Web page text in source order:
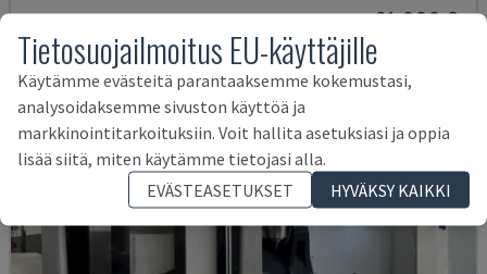
21 000 €
Tietosuojailmoitus EU-käyttäjille
Käytämme evästeitä parantaaksemme kokemustasi,
analysoidaksemme sivuston käyttöä ja
markkinointitarkoituksiin. Voit hallita asetuksiasi ja oppia
lisää siitä, miten käytämme tietojasi alla.
EVÄSTEASETUKSET
HYVÄKSY KAIKKI